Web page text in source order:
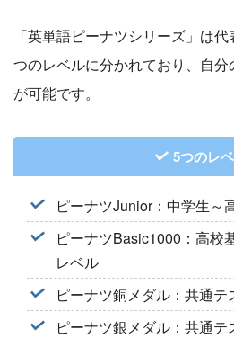
「英単語ピーナツシリーズ」は
つのレベルに分かれており、自
が可能です。
5つのレ
ピーナツJunior：中学生～
ピーナツBasic1000：高校
レベル
ピーナツ銅メダル：共通
ピーナツ銀メダル：共通